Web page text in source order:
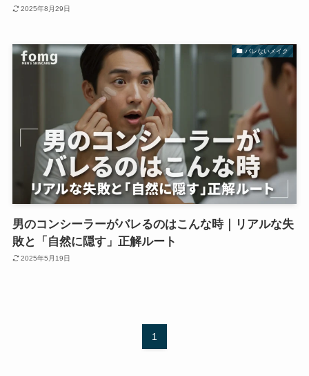
2025年8月29日
バレないメイク
男のコンシーラーがバレるのはこんな時｜リアルな失
敗と「自然に隠す」正解ルート
2025年5月19日
1